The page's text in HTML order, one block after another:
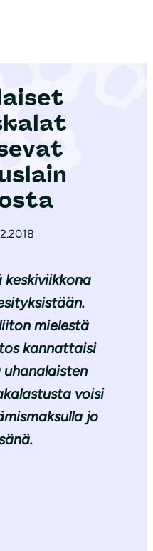
mielestä
kannattaisi
voisi
jo